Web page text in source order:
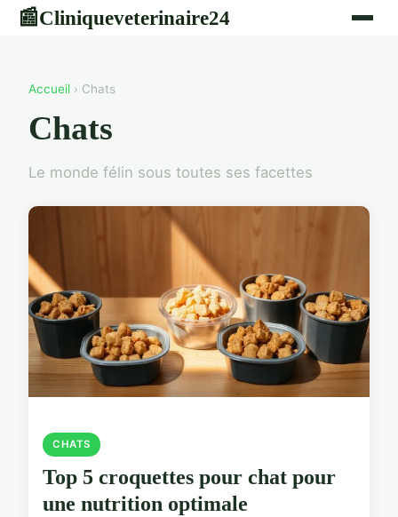
📰Cliniqueveterinaire24
Accueil › Chats
Chats
Le monde félin sous toutes ses facettes
CHATS
Top 5 croquettes pour chat pour
une nutrition optimale